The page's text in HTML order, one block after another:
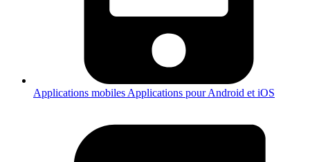
Applications mobiles Applications pour Android et iOS